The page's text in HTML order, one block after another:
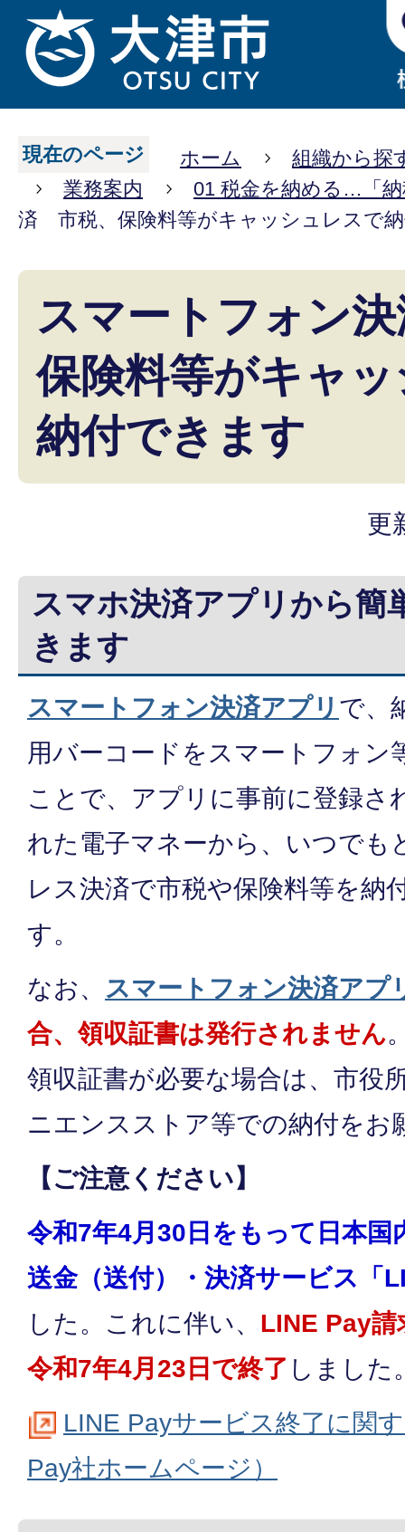
現在のページ ホーム
組織から探
業務案内
01 税金を納める…「
済 市税、保険料等がキャッシュレスで
スマートフォン
保険料等がキャ
納付できます
更
スマホ決済アプリから簡
きます
スマートフォン決済アプリ で、
用バーコードをスマートフォン
ことで、アプリに事前に登録さ
れた電子マネーから、いつでも
レス決済で市税や保険料等を納
す。
なお、 スマートフォン決済アプ
合、領収証書は発行されません
領収証書が必要な場合は、市役
ニエンスストア等での納付をお
【ご注意ください】
令和7年4月30日をもって日本
送金（送付）・決済サービス「
した。これに伴い、 LINE Pay請
令和7年4月23日で終了 しました
LINE Payサービス終了に関
Pay社ホームページ）